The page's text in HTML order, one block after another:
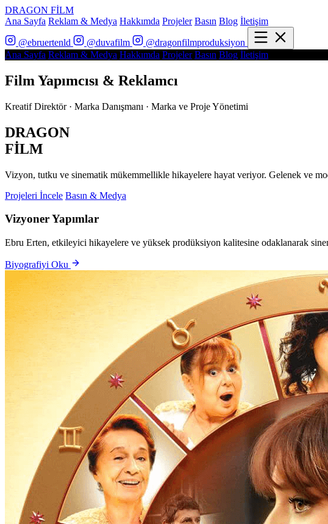
DRAGON FİLM
Ana Sayfa Reklam & Medya Hakkımda Projeler Basın Blog İletişim
@ebruertenld @duvafilm
@dragonfilmproduksiyon
Ana Sayfa Reklam & Medya Hakkımda Projeler Basın Blog İletişim
Film Yapımcısı & Reklamcı
Kreatif Direktör · Marka Danışmanı · Marka ve Proje Yönetimi
DRAGON
FİLM
Vizyon, tutku ve sinematik mükemmellikle hikayelere hayat veriyor. Gelenek ve
Projeleri İncele Basın & Medya
Vizyoner Yapımlar
Ebru Erten, etkileyici hikayelere ve yüksek prodüksiyon kalitesine odaklanarak
Biyografiyi Oku